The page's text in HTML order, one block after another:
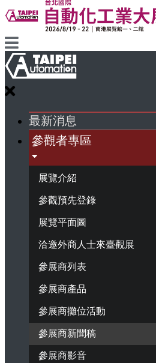
最新消息
參觀者專區
展覽介紹
參觀預先登錄
展覽平面圖
洽邀外商人士來臺觀展
參展商列表
參展商產品
參展商攤位活動
參展商新聞稿
參展商影音